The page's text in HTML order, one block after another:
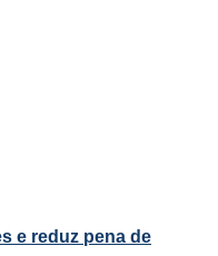
e reduz pena de